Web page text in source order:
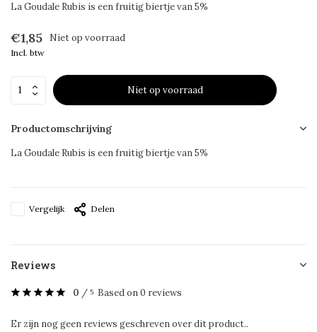
La Goudale Rubis is een fruitig biertje van 5%
€1,85 Niet op voorraad
Incl. btw
Niet op voorraad
Productomschrijving
La Goudale Rubis is een fruitig biertje van 5%
Vergelijk Delen
Reviews
0 / 5 Based on 0 reviews
Er zijn nog geen reviews geschreven over dit product..